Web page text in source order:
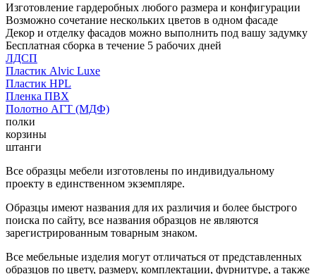
Изготовление гардеробных любого размера и конфигурации
Возможно сочетание нескольких цветов в одном фасаде
Декор и отделку фасадов можно выполнить под вашу задумку
Бесплатная сборка в течение 5 рабочих дней
ЛДСП
Пластик Alvic Luxe
Пластик HPL
Пленка ПВХ
Полотно АГТ (МДФ)
полки
корзины
штанги
Все образцы мебели изготовлены по индивидуальному
проекту в единственном экземпляре.
Образцы имеют названия для их различия и более быстрого
поиска по сайту, все названия образцов не являются
зарегистрированным товарным знаком.
Все мебельные изделия могут отличаться от представленных
образцов по цвету, размеру, комплектации, фурнитуре, а также